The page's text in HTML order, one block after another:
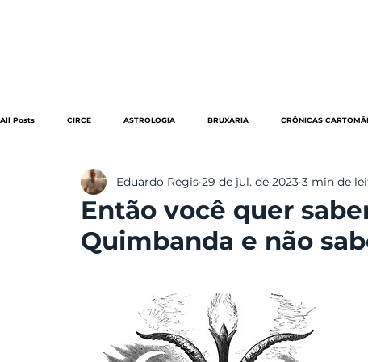
All Posts CIRCE ASTROLOGIA BRUXARIA CRÔNICAS
FOLCLORE MODA LITERATURA MAGIA
REFLEXÃO VÍDEOS RESENHAS - CINE/TV
Então você quer
Quimbanda e não
Eduardo Regis 29 de jul. de 2023 3 min de